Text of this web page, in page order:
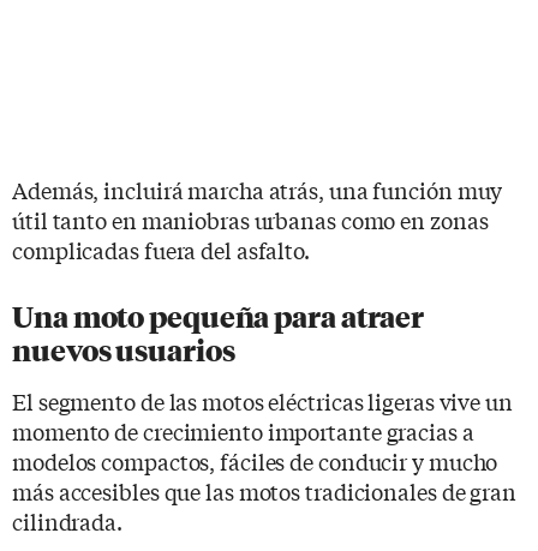
Además, incluirá marcha atrás, una función muy
útil tanto en maniobras urbanas como en zonas
complicadas fuera del asfalto.
Una moto pequeña para atraer
nuevos usuarios
El segmento de las motos eléctricas ligeras vive un
momento de crecimiento importante gracias a
modelos compactos, fáciles de conducir y mucho
más accesibles que las motos tradicionales de gran
cilindrada.